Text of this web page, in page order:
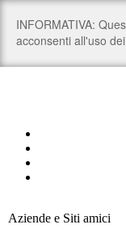
Aziende e Siti amici